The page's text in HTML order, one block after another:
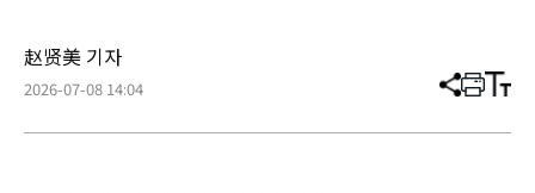
赵贤美 기자
2026-07-08 14:04 分
章
打 调
小